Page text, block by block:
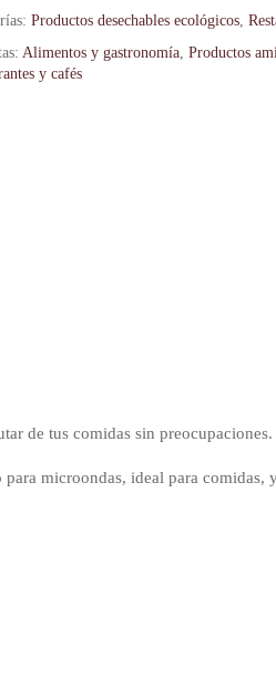
Productos desechables ecológicos,
Alimentos y gastronomía,Productos
y cafés
de tus comidas sin preocupaciones.
microondas, ideal para comidas,